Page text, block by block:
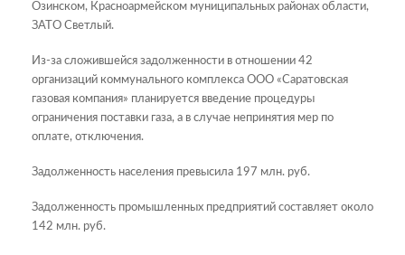
Озинском, Красноармейском муниципальных районах области,
ЗАТО Светлый.
Из-за сложившейся задолженности в отношении 42
организаций коммунального комплекса ООО «Саратовская
газовая компания» планируется введение процедуры
ограничения поставки газа, а в случае непринятия мер по
оплате, отключения.
Задолженность населения превысила 197 млн. руб.
Задолженность промышленных предприятий составляет около
142 млн. руб.